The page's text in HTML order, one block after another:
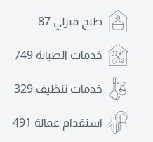
طبخ منزلي 87
خدمات الصيانة 749
خدمات تنظيف 329
استقدام عمالة 491